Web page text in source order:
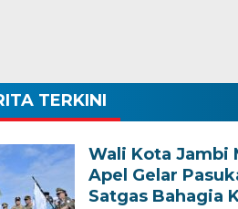
TERKINI
Wali Kota Jambi
Apel Gelar
Satgas Bahagia